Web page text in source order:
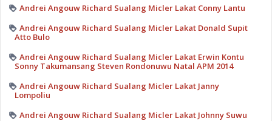
Andrei Angouw Richard Sualang Micler Lakat Conny Lantu
Andrei Angouw Richard Sualang Micler Lakat Donald Supit
Atto Bulo
Andrei Angouw Richard Sualang Micler Lakat Erwin Kontu
Sonny Takumansang Steven Rondonuwu Natal APM 2014
Andrei Angouw Richard Sualang Micler Lakat Janny
Lompoliu
Andrei Angouw Richard Sualang Micler Lakat Johnny Suwu